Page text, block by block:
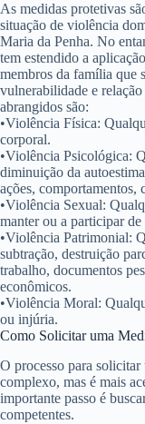
As medidas protetivas
situação de violência
Maria da Penha. No
tem estendido a
membros da família que
vulnerabilidade e
abrangidos são:
•Violência Física:
corporal.
•Violência Psicológica:
diminuição da
ações, comportamentos,
•Violência Sexual:
manter ou a participar de
•Violência Patrimonial:
subtração, destruição
trabalho, documentos
econômicos.
•Violência Moral:
ou injúria.
Como Solicitar uma
O processo para
complexo, mas é mais
importante passo é
competentes.